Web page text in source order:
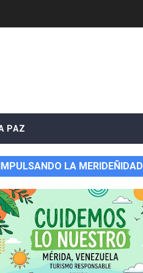
PAZ
IMPULSANDO LA MERIDEÑIDAD